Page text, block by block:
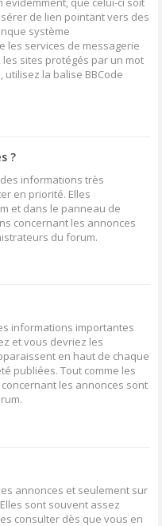
de lien pointant vers des
système
les services de messagerie
sites protégés par un mot
la balise BBCode
?
informations très
en priorité. Elles
et dans le panneau de
concernant les annonces
du forum.
informations importantes
et vous devriez les
en haut de chaque
publiées. Tout comme les
les annonces sont
annonces et seulement sur
sont souvent assez
consulter dès que vous en